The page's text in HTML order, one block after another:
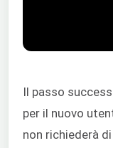
Il passo
per il nuovo
non richiederà